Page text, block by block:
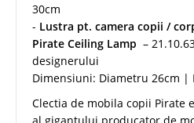
30cm
- Lustra pt. camera copii /
Pirate Ceiling Lamp –
designerului
Dimensiuni: Diametru 26cm |
Clectia de mobila copii Pirate
al gigantului producator de